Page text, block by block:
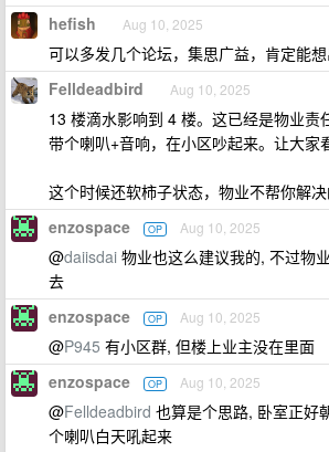
hefish Aug 10, 2025
可以多发几个论坛，集思广益，肯定能想
Felldeadbird Aug 10, 2025
13 楼滴水影响到 4 楼。这已经是物业责
带个喇叭+音响，在小区吵起来。让大家
这个时候还软柿子状态，物业不帮你解决
enzospace OP Aug 10, 2025
@daiisdai 物业也这么建议我的, 不过物
去
enzospace OP Aug 10, 2025
@P945 有小区群, 但楼上业主没在里面
enzospace OP Aug 10, 2025
@Felldeadbird 也算是个思路, 卧室正好
个喇叭白天吼起来